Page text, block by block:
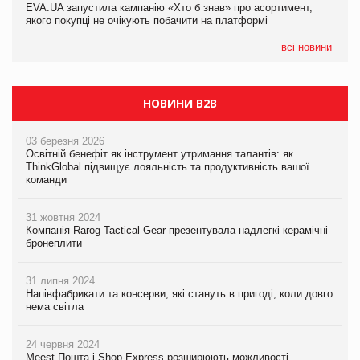
EVA.UA запустила кампанію «Хто б знав» про асортимент,
якого покупці не очікують побачити на платформі
всі новини
05.08.2026
Мережа супермаркетів VARUS купує мережу магазинів
НОВИНИ B2B
03 березня 2026
Освітній бенефіт як інструмент утримання талантів: як
ThinkGlobal підвищує лояльність та продуктивність вашої
команди
31 жовтня 2024
Компанія Rarog Tactical Gear презентувала надлегкі керамічні
бронеплити
31 липня 2024
Напівфабрикати та консерви, які стануть в пригоді, коли довго
нема світла
24 червня 2024
Meest Пошта і Shop-Express розширюють можливості